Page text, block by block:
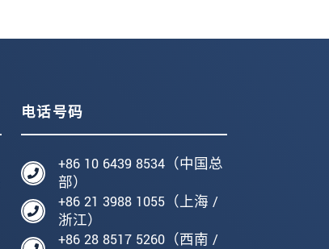
电话号码
+86 10 6439 8534（中国总
部）
+86 21 3988 1055（上海 /
浙江）
+86 28 8517 5260（西南 /